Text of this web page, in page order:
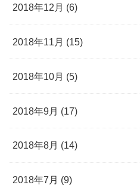
2018年12月 (6)
2018年11月 (15)
2018年10月 (5)
2018年9月 (17)
2018年8月 (14)
2018年7月 (9)